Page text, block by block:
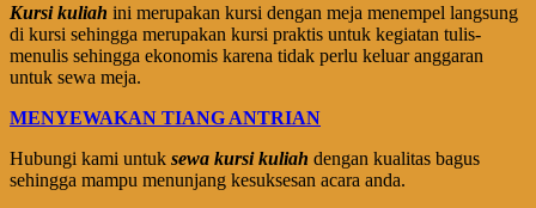
Kursi kuliah ini merupakan kursi dengan meja menempel langsung
di kursi sehingga merupakan kursi praktis untuk kegiatan tulis-
menulis sehingga ekonomis karena tidak perlu keluar anggaran
untuk sewa meja.
MENYEWAKAN TIANG ANTRIAN
Hubungi kami untuk sewa kursi kuliah dengan kualitas bagus
sehingga mampu menunjang kesuksesan acara anda.